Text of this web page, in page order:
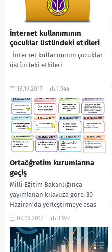
İnternet kullanımının
çocuklar üstündeki etkileri
İnternet kullanımının çocuklar
üstündeki etkileri
18.10.2017 1.944
Ortaöğretim kurumlarına
geçiş
Milli Eğitim Bakanlığınca
yayımlanan kılavuza göre, 30
Haziran’da yerleştirmeye esas
puanların açıklanmasının
liselere tercihler alınacak. Milli
Eğitim...
07.06.2017 3.977